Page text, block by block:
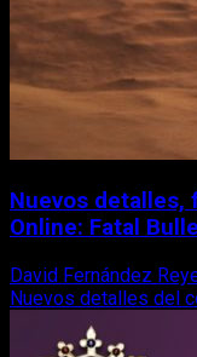
Nuevos detalles,
Online: Fatal
David Fernández
Nuevos detalles del